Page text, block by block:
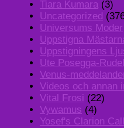
Tiara Kumara (3)
Uncategorized
Universums Moder
Uppstigna
Uppstigningens
Ute Posegga-Rudel
Venus-
Videos och annan
Vital Frosi (22)
Vywamus (4)
Yosef's Clarion